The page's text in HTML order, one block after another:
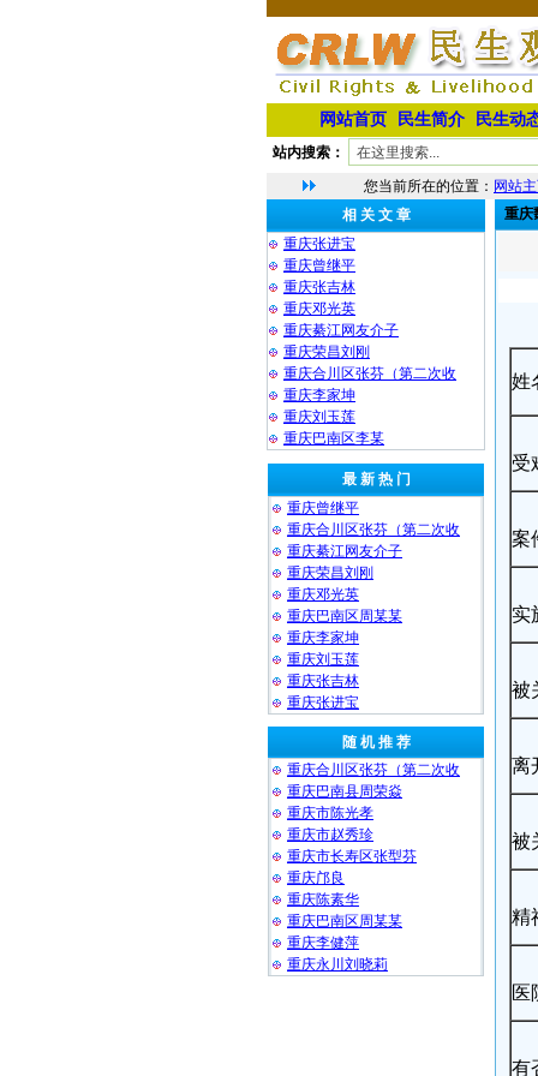
网站首页 民生简介 民生动
站内搜索：
您当前所在的位置： 网站
相 关 文 章
重庆张进宝
重庆曾继平
重庆张吉林
重庆邓光英
重庆綦江网友介子
重庆荣昌刘刚
重庆合川区张芬（第二次收
重庆李家坤
重庆刘玉莲
重庆巴南区李某
最 新 热 门
重庆曾继平
重庆合川区张芬（第二次收
重庆綦江网友介子
重庆荣昌刘刚
重庆邓光英
重庆巴南区周某某
重庆李家坤
重庆刘玉莲
重庆张吉林
重庆张进宝
随 机 推 荐
重庆合川区张芬（第二次收
重庆巴南县周荣焱
重庆市陈光孝
重庆市赵秀珍
重庆市长寿区张型芬
重庆邝良
重庆陈素华
重庆巴南区周某某
重庆李健萍
重庆永川刘晓莉
重庆
姓
受
案
实
被
离
被
精
医
有